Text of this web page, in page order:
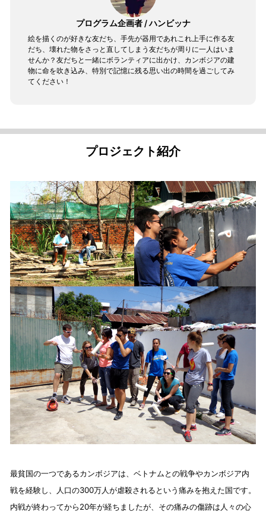
プログラム企画者/ハンビッナ
絵を描くのが好きな友だち、手先が器用であれこれ上手に作る友
だち、壊れた物をさっと直してしまう友だちが周りに一人はいま
せんか？友だちと一緒にボランティアに出かけ、カンボジアの建
物に命を吹き込み、特別で記憶に残る思い出の時間を過ごしてみ
てください！
プロジェクト紹介
最貧国の一つであるカンボジアは、ベトナムとの戦争やカンボジア内
戦を経験し、人口の300万人が虐殺されるという痛みを抱えた国です。
内戦が終わってから20年が経ちましたが、その痛みの傷跡は人々の心